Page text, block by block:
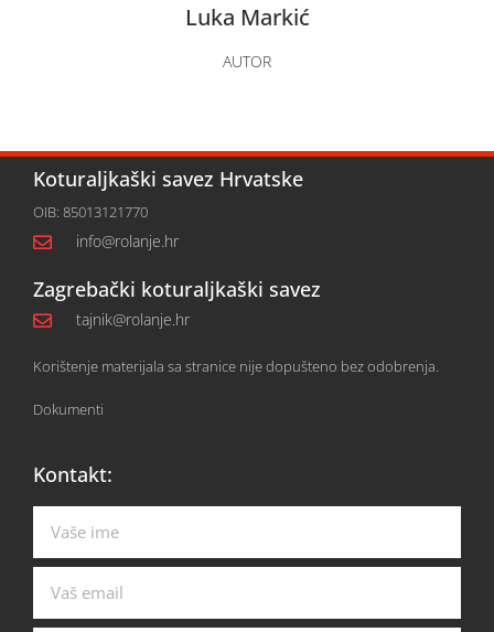
Luka Markić
AUTOR
Koturaljkaški savez Hrvatske
OIB: 85013121770
info@rolanje.hr
Zagrebački koturaljkaški savez
tajnik@rolanje.hr
Korištenje materijala sa stranice nije dopušteno bez odobrenja.
Dokumenti
Kontakt: